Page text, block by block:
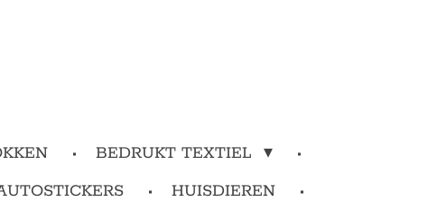
BEDRUKT TEXTIEL
HUISDIEREN